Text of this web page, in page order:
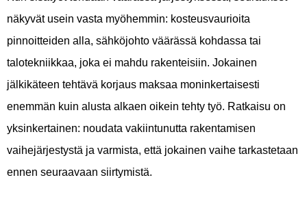
näkyvät usein vasta myöhemmin: kosteusvaurioita
pinnoitteiden alla, sähköjohto väärässä kohdassa tai
talotekniikkaa, joka ei mahdu rakenteisiin. Jokainen
jälkikäteen tehtävä korjaus maksaa moninkertaisesti
enemmän kuin alusta alkaen oikein tehty työ. Ratkaisu on
yksinkertainen: noudata vakiintunutta rakentamisen
vaihejärjestystä ja varmista, että jokainen vaihe tarkastetaan
ennen seuraavaan siirtymistä.